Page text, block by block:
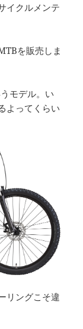
イクルメンテ
を販売しま
モデル。い
よってくらい
リングこそ違